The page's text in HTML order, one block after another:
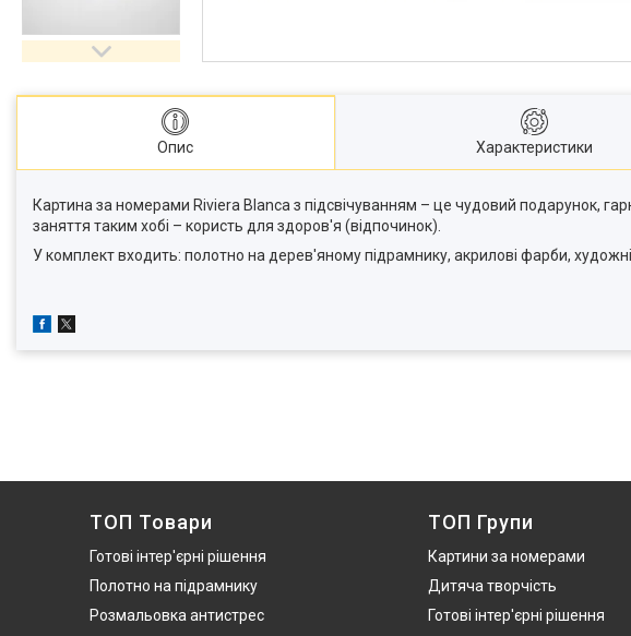
Опис Характеристики
Картина за номерами Riviera Blanca з підсвічуванням – це чудовий подарунок,
заняття таким хобі – користь для здоров'я (відпочинок).
У комплект входить: полотно на дерев'яному підрамнику, акрилові фарби, художні
ТОП Товари
Готові інтер'єрні рішення
Полотно на підрамнику
Розмальовка антистрес
ТОП Групи
Картини за номерами
Дитяча творчість
Готові інтер'єрні рішення